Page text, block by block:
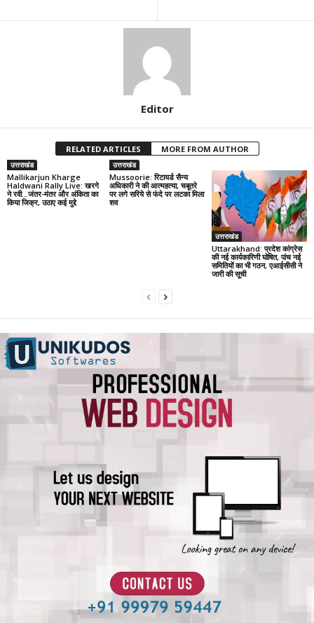
Editor
RELATED ARTICLES MORE FROM AUTHOR
उत्तराखंड
Mallikarjun Kharge
Haldwani Rally Live: खरगे
ने रवी…जंतर-मंतर और अंकिता का
किया जिक्र, उठाए कई मुद्दे
उत्तराखंड
Mussoorie: रिटायर्ड सैन्य
अधिकारी ने की आत्महत्या, चबूतरे
पर लगे सरिये से फंदे पर लटका मिला
शव
उत्तराखंड
Uttarakhand: प्रदेश कांग्रेस
की नई कार्यकारिणी घोषित, पांच नई
समितियों का भी गठन, एआईसीसी ने
जारी की सूची